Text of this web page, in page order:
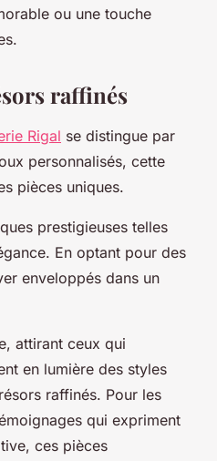
ou une touche
raffinés
Rigal se distingue par
personnalisés, cette
pièces uniques.
prestigieuses telles
En optant pour des
enveloppés dans un
attirant ceux qui
en lumière des styles
raffinés. Pour les
qui expriment
ces pièces